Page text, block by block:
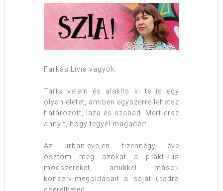
Farkas Lívia vagyok.
Tarts velem és alakíts ki te is egy
olyan életet, amiben egyszerre lehetsz
határozott, laza és szabad. Mert érsz
annyit, hogy tegyél magadért.
Az urban:eve-en tizennégy éve
osztom meg azokat a praktikus
módszereket, amikkel mások
konzerv-megoldásait a saját utadra